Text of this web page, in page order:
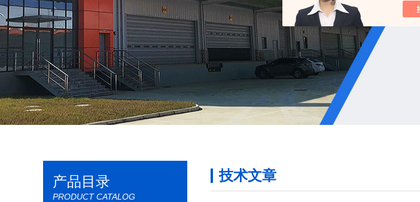
产品目录
PRODUCT CATALOG
技术文章